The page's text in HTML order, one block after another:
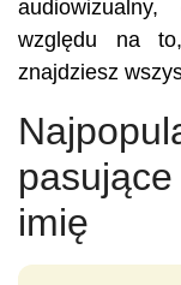
względu na
znajdziesz
imię